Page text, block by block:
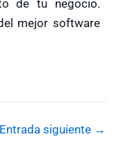
de tu negocio.
mejor software
Entrada siguiente →